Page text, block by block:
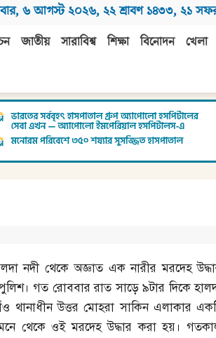
, ৬ আগস্ট ২০২৬, ২২ শ্রাবণ ১৪৩৩, ২১
জাতীয় সারাবিশ্ব শিক্ষা বিনোদন খেলা
নদী থেকে অজ্ঞাত এক নারীর মরদেহ
গত রোববার রাত সাড়ে ৯টার দিকে
থানাধীন উত্তর মোহরা সাকিন এলাকার
থেকে ওই মরদেহ উদ্ধার করা হয়।